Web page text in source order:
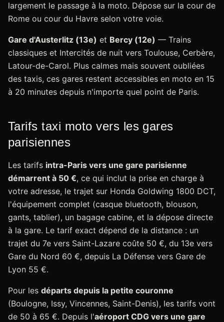
largement le passage à la moto. Dépose sur la cour de
Rome ou cour du Havre selon votre voie.
Gare d'Austerlitz (13e) et Bercy (12e) — Trains
classiques et Intercités de nuit vers Toulouse, Cerbère,
Latour-de-Carol. Plus calmes mais souvent oubliées
des taxis, ces gares restent accessibles en moto en 15
à 20 minutes depuis n'importe quel point de Paris.
Tarifs taxi moto vers les gares
parisiennes
Les tarifs intra-Paris vers une gare parisienne
démarrent à 50 €, ce qui inclut la prise en charge à
votre adresse, le trajet sur Honda Goldwing 1800 DCT,
l'équipement complet (casque bluetooth, blouson,
gants, tablier), un bagage cabine, et la dépose directe
à la gare. Le tarif exact dépend de la distance : un
trajet du 7e vers Saint-Lazare coûte 50 €, du 13e vers
Gare du Nord 60 €, depuis La Défense vers Gare de
Lyon 55 €.
Pour les départs depuis la petite couronne
(Boulogne, Issy, Vincennes, Saint-Denis), les tarifs vont
de 50 à 65 €. Depuis l'aéroport CDG vers une gare